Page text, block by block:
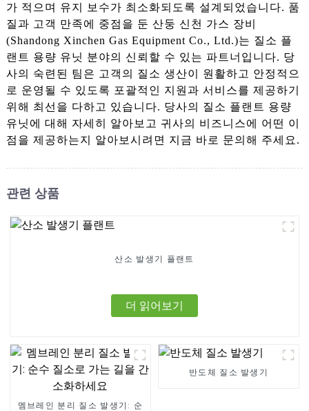
가 적으며 유지 보수가 최소화되도록 설계되었습니다. 품
질과 고객 만족에 중점을 둔 산둥 신천 가스 장비
(Shandong Xinchen Gas Equipment Co., Ltd.)는 질소 플
랜트 용량 유닛 분야의 신뢰할 수 있는 파트너입니다. 당
사의 숙련된 팀은 고객의 질소 생산이 원활하고 안정적으
로 운영될 수 있도록 포괄적인 지원과 서비스를 제공하기
위해 최선을 다하고 있습니다. 당사의 질소 플랜트 용량
유닛에 대해 자세히 알아보고 귀사의 비즈니스에 어떤 이
점을 제공하는지 알아보시려면 지금 바로 문의해 주세요.
관련 상품
산소 발생기 플랜트
더 읽어보기
멤브레인 분리 질소 발생기: 순
반도체 질소 발생기